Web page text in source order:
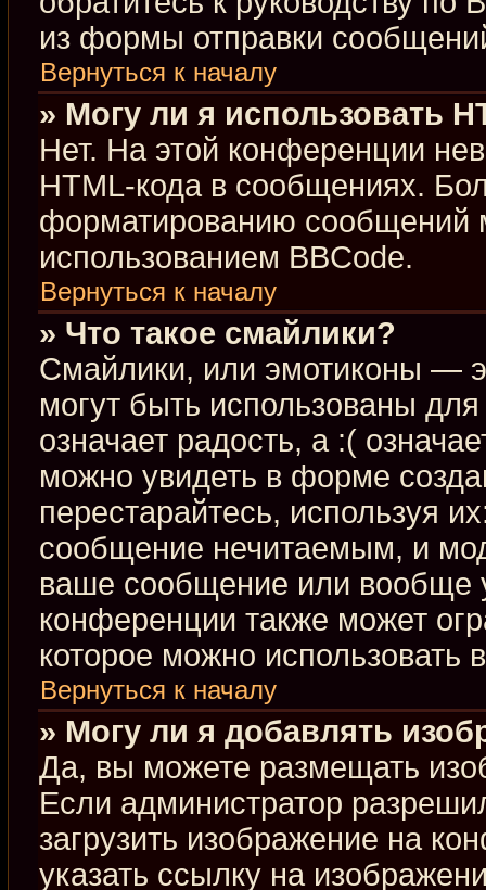
из формы отправки
Вернуться к началу
» Могу ли я использовать
Нет. На этой конференции
HTML-кода в сообщениях.
форматированию сообщений
использованием BBCode.
Вернуться к началу
» Что такое смайлики?
Смайлики, или эмотиконы —
могут быть использованы
означает радость, а :(
можно увидеть в форме
перестарайтесь, используя
сообщение нечитаемым, и
ваше сообщение или вообще
конференции также может
которое можно использовать
Вернуться к началу
» Могу ли я добавлять
Да, вы можете размещать
Если администратор
загрузить изображение на
указать ссылку на